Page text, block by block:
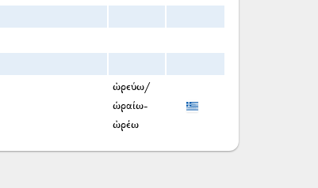
ὠρεύω/
ὡραίω-
ὠρέω